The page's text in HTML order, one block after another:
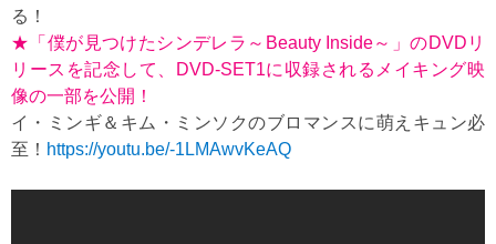
る！
★「僕が見つけたシンデレラ～Beauty Inside～」のDVDリ
リースを記念して、DVD-SET1に収録されるメイキング映
像の一部を公開！
イ・ミンギ＆キム・ミンソクのブロマンスに萌えキュン必
至！ https://youtu.be/-1LMAwvKeAQ